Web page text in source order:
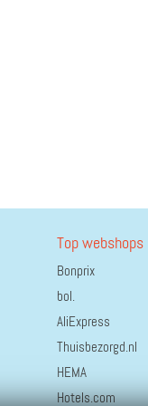
Top webshops
Bonprix
bol.
AliExpress
Thuisbezorgd.nl
HEMA
Hotels.com